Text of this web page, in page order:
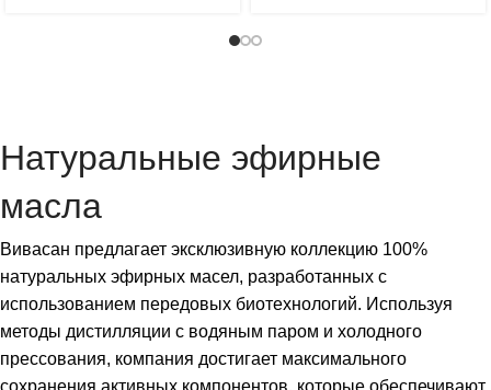
Натуральные эфирные
масла
Вивасан предлагает эксклюзивную коллекцию 100%
натуральных эфирных масел, разработанных с
использованием передовых биотехнологий. Используя
методы дистилляции с водяным паром и холодного
прессования, компания достигает максимального
сохранения активных компонентов, которые обеспечивают